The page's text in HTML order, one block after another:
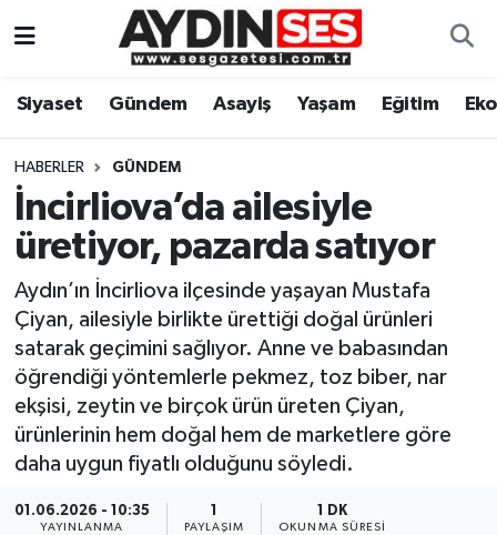
Siyaset Gündem Asayiş Yaşam Eğitim
HABERLER GÜNDEM
İncirliova’da ailesiyle
üretiyor, pazarda satıyor
Aydın’ın İncirliova ilçesinde yaşayan Mustafa
Çiyan, ailesiyle birlikte ürettiği doğal ürünleri
satarak geçimini sağlıyor. Anne ve babasından
öğrendiği yöntemlerle pekmez, toz biber, nar
ekşisi, zeytin ve birçok ürün üreten Çiyan,
ürünlerinin hem doğal hem de marketlere göre
daha uygun fiyatlı olduğunu söyledi.
01.06.2026 - 10:35
YAYINLANMA PAYLAŞIM
1 DK
OKUNMA SÜRESI
Gündem
Siyaset
Ekonomi
Yaşam
Eğitim
Kültür Sanat
Spor
Aydın Hava Durumu
Aydin Namaz Vakitleri
Aydın Trafik Yoğunluk Haritası
Süper Lig Puan Durumu ve Fikstür
Tüm Manşetler
Son Dakika Haberleri
Haber Arşivi